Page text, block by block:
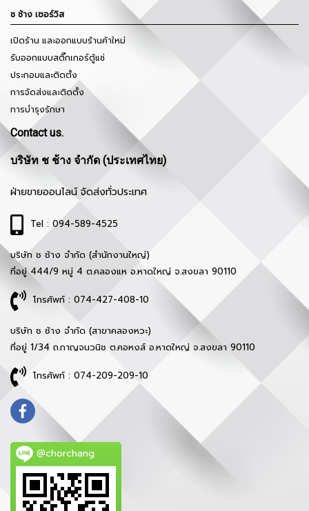
ช ช้าง เซอร์วิส
เปิดร้าน และออกแบบร้านค้าใหม่
รับออกแบบสติ๊กเกอร์ตู้แช่
ประกอบและติดตั้ง
การจัดส่งและติดตั้ง
การบำรุงรักษา
Contact us.
บริษัท ช ช้าง จำกัด (ประเทศไทย)
ฝ่ายขายออนไลน์ จัดส่งทั่วประเทศ
Tel : 094-589-4525
บริษัท ช ช้าง จำกัด (สำนักงานใหญ่)
ที่อยู่ 444/9 หมู่ 4 ต.คลองแห อ.หาดใหญ่ จ.สงขลา 90110
โทรศัพท์ : 074-427-408-10
บริษัท ช ช้าง จำกัด (สาขาคลองหวะ)
ที่อยู่ 1/34 ถ.กาญจนวนิช ต.คอหงส์ อ.หาดใหญ่ จ.สงขลา 90110
โทรศัพท์ : 074-209-209-10
@chorchang